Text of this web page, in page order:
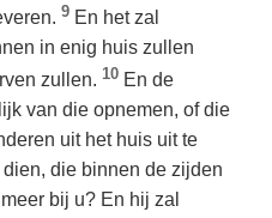
9 En het zal
in enig huis zullen
zullen. 10 En de
van die opnemen, of die
uit het huis uit te
die binnen de zijden
bij u? En hij zal